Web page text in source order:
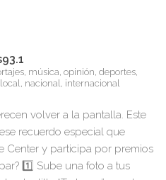
música, opinión, deportes,
nacional, internacional